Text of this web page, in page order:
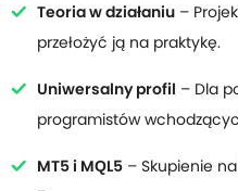
Teoria w działaniu –
przełożyć ją na praktykę.
Uniwersalny profil – Dla
programistów
MT5 i MQL5 – Skupienie